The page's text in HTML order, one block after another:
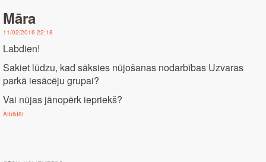
Māra
11/02/2016 22:18
Labdien!
Sakiet lūdzu, kad sāksies nūjošanas nodarbības Uzvaras
parkā iesācēju grupai?
Vai nūjas jānopērk iepriekš?
Atbildēt